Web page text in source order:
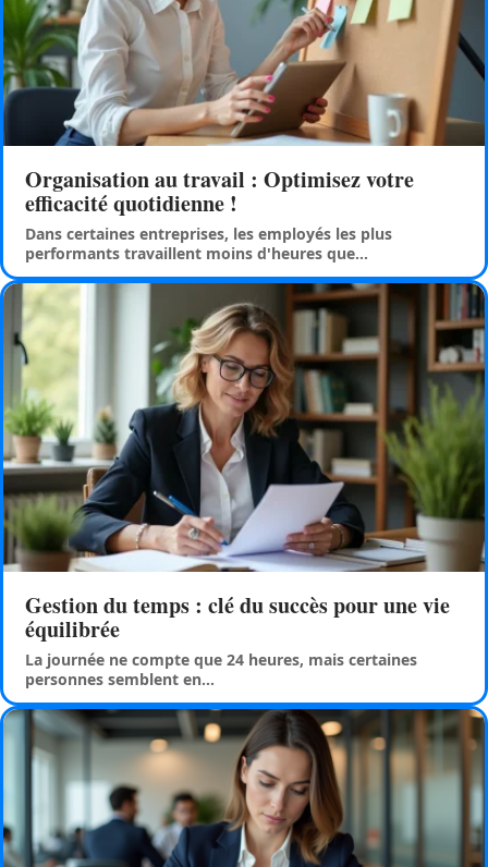
Organisation au travail : Optimisez votre
efficacité quotidienne !
Dans certaines entreprises, les employés les plus
performants travaillent moins d'heures que…
Gestion du temps : clé du succès pour une vie
équilibrée
La journée ne compte que 24 heures, mais certaines
personnes semblent en…